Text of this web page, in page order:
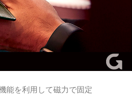
能を利用して磁力で固定